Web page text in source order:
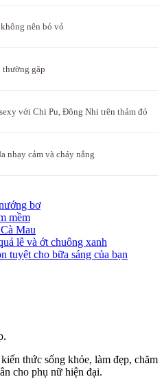
nên bỏ vỏ
thường gặp
với Chi Pu, Đông Nhi trên thảm đỏ
nhạy cảm và cháy nắng
bơ
mềm
Mau
lê và ớt chuông xanh
tuyệt cho bữa sáng của bạn
thức sống khỏe, làm đẹp, chăm
cho phụ nữ hiện đại.